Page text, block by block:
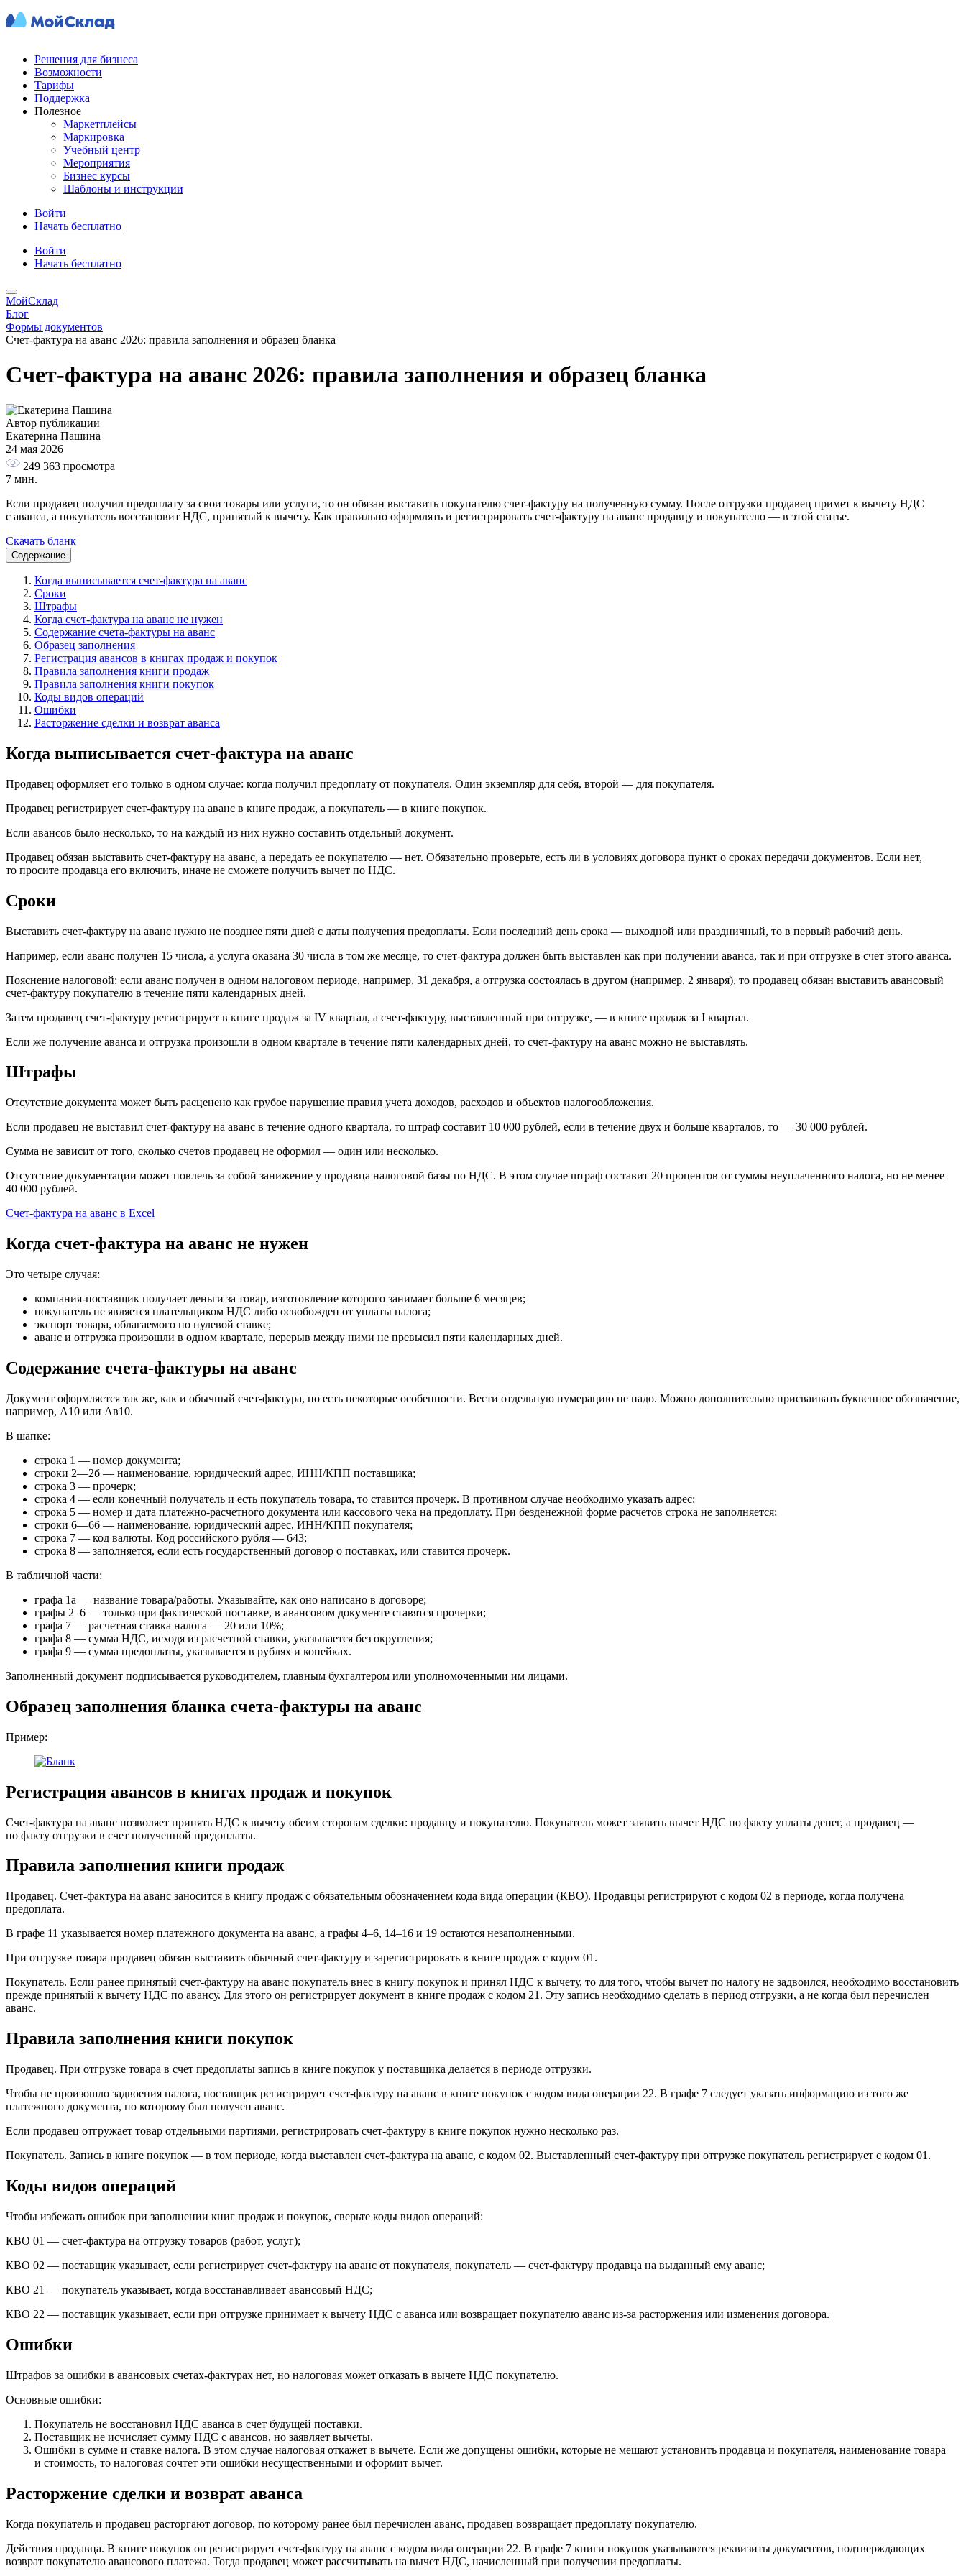
Решения для бизнеса
Возможности
Тарифы
Поддержка
Полезное
Маркетплейсы
Маркировка
Учебный центр
Мероприятия
Бизнес курсы
Шаблоны и инструкции
Войти
Начать бесплатно
Войти
Начать бесплатно
МойСклад
Блог
Формы документов
Счет-фактура на аванс 2026: правила заполнения и образец бланка
Счет-фактура на аванс 2026: правила заполнения и образец бланка
Автор публикации
Екатерина Пашина
24 мая 2026
249 363 просмотра
7 мин.
Если продавец получил предоплату за свои товары или услуги, то он обязан выставить покупателю счет-фактуру на полученную сумму. После отгрузки продавец примет к вычету НДС
с аванса, а покупатель восстановит НДС, принятый к вычету. Как правильно оформлять и регистрировать счет-фактуру на аванс продавцу и покупателю — в этой статье.
Скачать бланк
Содержание
Когда выписывается счет-фактура на аванс
Сроки
Штрафы
Когда счет-фактура на аванс не нужен
Содержание счета-фактуры на аванс
Образец заполнения
Регистрация авансов в книгах продаж и покупок
Правила заполнения книги продаж
Правила заполнения книги покупок
Коды видов операций
Ошибки
Расторжение сделки и возврат аванса
Когда выписывается счет-фактура на аванс
Продавец оформляет его только в одном случае: когда получил предоплату от покупателя. Один экземпляр для себя, второй — для покупателя.
Продавец регистрирует счет-фактуру на аванс в книге продаж, а покупатель — в книге покупок.
Если авансов было несколько, то на каждый из них нужно составить отдельный документ.
Продавец обязан выставить счет-фактуру на аванс, а передать ее покупателю — нет. Обязательно проверьте, есть ли в условиях договора пункт о сроках передачи документов. Если нет,
то просите продавца его включить, иначе не сможете получить вычет по НДС.
Сроки
Выставить счет-фактуру на аванс нужно не позднее пяти дней с даты получения предоплаты. Если последний день срока — выходной или праздничный, то в первый рабочий день.
Например, если аванс получен 15 числа, а услуга оказана 30 числа в том же месяце, то счет-фактура должен быть выставлен как при получении аванса, так и при отгрузке в счет этого аванса.
Пояснение налоговой: если аванс получен в одном налоговом периоде, например, 31 декабря, а отгрузка состоялась в другом (например, 2 января), то продавец обязан выставить авансовый
счет-фактуру покупателю в течение пяти календарных дней.
Затем продавец счет-фактуру регистрирует в книге продаж за IV квартал, а счет-фактуру, выставленный при отгрузке, — в книге продаж за I квартал.
Если же получение аванса и отгрузка произошли в одном квартале в течение пяти календарных дней, то счет-фактуру на аванс можно не выставлять.
Штрафы
Отсутствие документа может быть расценено как грубое нарушение правил учета доходов, расходов и объектов налогообложения.
Если продавец не выставил счет-фактуру на аванс в течение одного квартала, то штраф составит 10 000 рублей, если в течение двух и больше кварталов, то — 30 000 рублей.
Сумма не зависит от того, сколько счетов продавец не оформил — один или несколько.
Отсутствие документации может повлечь за собой занижение у продавца налоговой базы по НДС. В этом случае штраф составит 20 процентов от суммы неуплаченного налога, но не менее
40 000 рублей.
Счет-фактура на аванс в Excel
Когда счет-фактура на аванс не нужен
Это четыре случая:
компания-поставщик получает деньги за товар, изготовление которого занимает больше 6 месяцев;
покупатель не является плательщиком НДС либо освобожден от уплаты налога;
экспорт товара, облагаемого по нулевой ставке;
аванс и отгрузка произошли в одном квартале, перерыв между ними не превысил пяти календарных дней.
Содержание счета-фактуры на аванс
Документ оформляется так же, как и обычный счет-фактура, но есть некоторые особенности. Вести отдельную нумерацию не надо. Можно дополнительно присваивать буквенное обозначение,
например, А10 или Ав10.
В шапке:
строка 1 — номер документа;
строки 2—2б — наименование, юридический адрес, ИНН/КПП поставщика;
строка 3 — прочерк;
строка 4 — если конечный получатель и есть покупатель товара, то ставится прочерк. В противном случае необходимо указать адрес;
строка 5 — номер и дата платежно-расчетного документа или кассового чека на предоплату. При безденежной форме расчетов строка не заполняется;
строки 6—6б — наименование, юридический адрес, ИНН/КПП покупателя;
строка 7 — код валюты. Код российского рубля — 643;
строка 8 — заполняется, если есть государственный договор о поставках, или ставится прочерк.
В табличной части:
графа 1а — название товара/работы. Указывайте, как оно написано в договоре;
графы 2–6 — только при фактической поставке, в авансовом документе ставятся прочерки;
графа 7 — расчетная ставка налога — 20 или 10%;
графа 8 — сумма НДС, исходя из расчетной ставки, указывается без округления;
графа 9 — сумма предоплаты, указывается в рублях и копейках.
Заполненный документ подписывается руководителем, главным бухгалтером или уполномоченными им лицами.
Образец заполнения бланка счета-фактуры на аванс
Пример:
Регистрация авансов в книгах продаж и покупок
Счет-фактура на аванс позволяет принять НДС к вычету обеим сторонам сделки: продавцу и покупателю. Покупатель может заявить вычет НДС по факту уплаты денег, а продавец —
по факту отгрузки в счет полученной предоплаты.
Правила заполнения книги продаж
Продавец. Счет-фактура на аванс заносится в книгу продаж с обязательным обозначением кода вида операции (КВО). Продавцы регистрируют с кодом 02 в периоде, когда получена
предоплата.
В графе 11 указывается номер платежного документа на аванс, а графы 4–6, 14–16 и 19 остаются незаполненными.
При отгрузке товара продавец обязан выставить обычный счет-фактуру и зарегистрировать в книге продаж с кодом 01.
Покупатель. Если ранее принятый счет-фактуру на аванс покупатель внес в книгу покупок и принял НДС к вычету, то для того, чтобы вычет по налогу не задвоился, необходимо восстановить
прежде принятый к вычету НДС по авансу. Для этого он регистрирует документ в книге продаж с кодом 21. Эту запись необходимо сделать в период отгрузки, а не когда был перечислен
аванс.
Правила заполнения книги покупок
Продавец. При отгрузке товара в счет предоплаты запись в книге покупок у поставщика делается в периоде отгрузки.
Чтобы не произошло задвоения налога, поставщик регистрирует счет-фактуру на аванс в книге покупок с кодом вида операции 22. В графе 7 следует указать информацию из того же
платежного документа, по которому был получен аванс.
Если продавец отгружает товар отдельными партиями, регистрировать счет-фактуру в книге покупок нужно несколько раз.
Покупатель. Запись в книге покупок — в том периоде, когда выставлен счет-фактура на аванс, с кодом 02. Выставленный счет-фактуру при отгрузке покупатель регистрирует с кодом 01.
Коды видов операций
Чтобы избежать ошибок при заполнении книг продаж и покупок, сверьте коды видов операций:
КВО 01 — счет-фактура на отгрузку товаров (работ, услуг);
КВО 02 — поставщик указывает, если регистрирует счет-фактуру на аванс от покупателя, покупатель — счет-фактуру продавца на выданный ему аванс;
КВО 21 — покупатель указывает, когда восстанавливает авансовый НДС;
КВО 22 — поставщик указывает, если при отгрузке принимает к вычету НДС с аванса или возвращает покупателю аванс из-за расторжения или изменения договора.
Ошибки
Штрафов за ошибки в авансовых счетах-фактурах нет, но налоговая может отказать в вычете НДС покупателю.
Основные ошибки:
Покупатель не восстановил НДС аванса в счет будущей поставки.
Поставщик не исчисляет сумму НДС с авансов, но заявляет вычеты.
Ошибки в сумме и ставке налога. В этом случае налоговая откажет в вычете. Если же допущены ошибки, которые не мешают установить продавца и покупателя, наименование товара
и стоимость, то налоговая сочтет эти ошибки несущественными и оформит вычет.
Расторжение сделки и возврат аванса
Когда покупатель и продавец расторгают договор, по которому ранее был перечислен аванс, продавец возвращает предоплату покупателю.
Действия продавца. В книге покупок он регистрирует счет-фактуру на аванс с кодом вида операции 22. В графе 7 книги покупок указываются реквизиты документов, подтверждающих
возврат покупателю авансового платежа. Тогда продавец может рассчитывать на вычет НДС, начисленный при получении предоплаты.